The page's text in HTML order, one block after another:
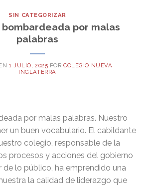
SIN CATEGORIZAR
por malas
palabras
1 JULIO, 2025 PORCOLEGIO NUEVA
INGLATERRA
por malas palabras. Nuestro
un buen vocabulario. El cabildante
colegio, responsable de la
procesos y acciones del gobierno
de lo público, ha emprendido una
la calidad de liderazgo que